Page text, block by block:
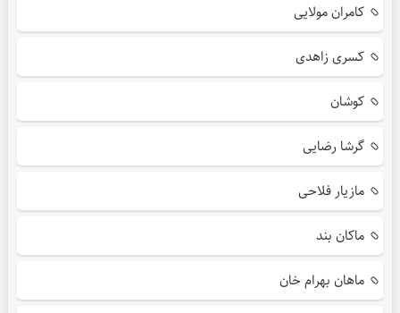
کامران مولایی
کسری زاهدی
کوشان
گرشا رضایی
مازیار فلاحی
ماکان بند
ماهان بهرام خان